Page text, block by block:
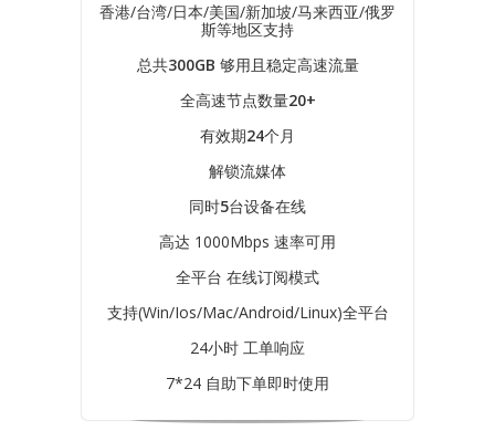
香港/台湾/日本/美国/新加坡/马来西亚/俄罗
斯等地区支持
总共300GB 够用且稳定高速流量
全高速节点数量20+
有效期24个月
解锁流媒体
同时5台设备在线
高达 1000Mbps 速率可用
全平台 在线订阅模式
支持(Win/Ios/Mac/Android/Linux)全平台
24小时 工单响应
7*24 自助下单即时使用